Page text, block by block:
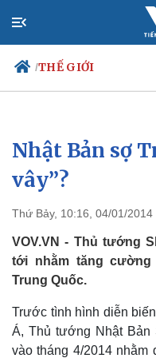
/THẾ GIỚI
Chính trị
Đảng
Tổ chức nhân sự
Nhận diện sự thật
Nhật Bản sợ
vây”?
Thứ Bảy, 10:16, 04/01/2014
VOV.VN - Thủ tướng
tới nhằm tăng
Trung Quốc.
Trước tình hình diễn
Á, Thủ tướng Nhật Bản
vào tháng 4/2014